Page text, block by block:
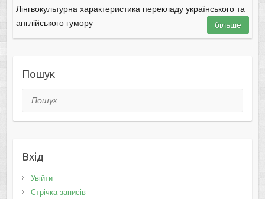
Лінгвокультурна характеристика перекладу українського та
англійського гумору
більше
Пошук
Пошук
Вхід
Увійти
Стрічка записів